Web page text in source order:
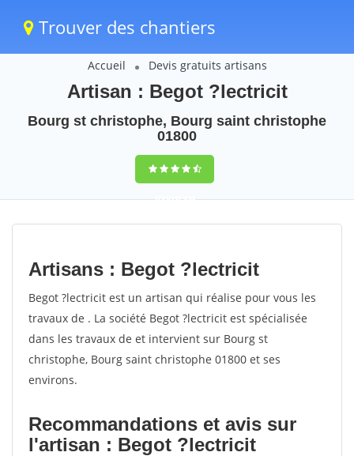
Trouver des chantiers
Accueil Devis gratuits artisans
Artisan : Begot ?lectricit
Bourg st christophe, Bourg saint christophe
01800
trouver des
chantiers
rapidement en
4,8 (100%) 255
Artisans : Begot ?lectricit
Begot ?lectricit est un artisan qui réalise pour vous les
travaux de . La société Begot ?lectricit est spécialisée
dans les travaux de et intervient sur Bourg st
christophe, Bourg saint christophe 01800 et ses
environs.
Recommandations et avis sur
l'artisan : Begot ?lectricit